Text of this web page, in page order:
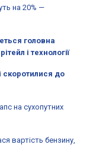
на 20% —
головна
і технології
скоротилися до
на сухопутних
вартість бензину,